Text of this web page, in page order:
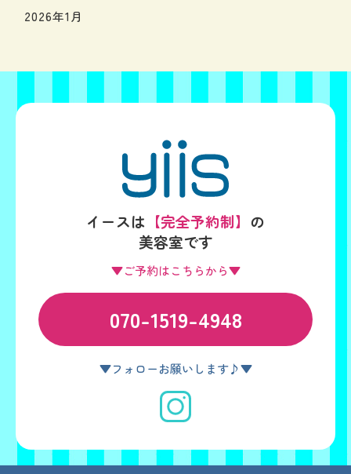
2026年1月
イースは 【完全予約制】 の
美容室です
▼ご予約はこちらから▼
070-1519-4948
▼フォローお願いします♪▼